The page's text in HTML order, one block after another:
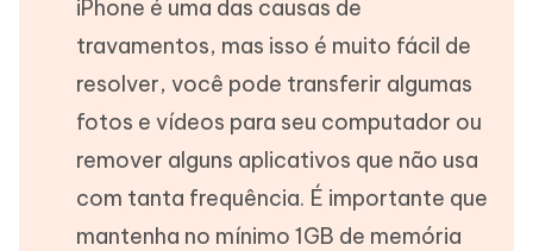
iPhone é uma das causas de
travamentos, mas isso é muito fácil de
resolver, você pode transferir algumas
fotos e vídeos para seu computador ou
remover alguns aplicativos que não usa
com tanta frequência. É importante que
mantenha no mínimo 1GB de memória